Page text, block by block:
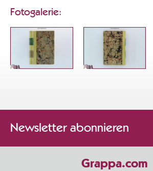
Fotogalerie:
Newsletter abonnieren
Grappa.com